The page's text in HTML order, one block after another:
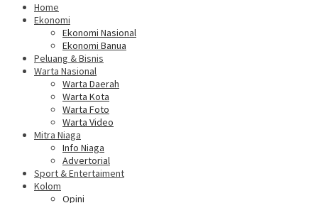
Home
Ekonomi
Ekonomi Nasional
Ekonomi Banua
Peluang & Bisnis
Warta Nasional
Warta Daerah
Warta Kota
Warta Foto
Warta Video
Mitra Niaga
Info Niaga
Advertorial
Sport & Entertaiment
Kolom
Opini